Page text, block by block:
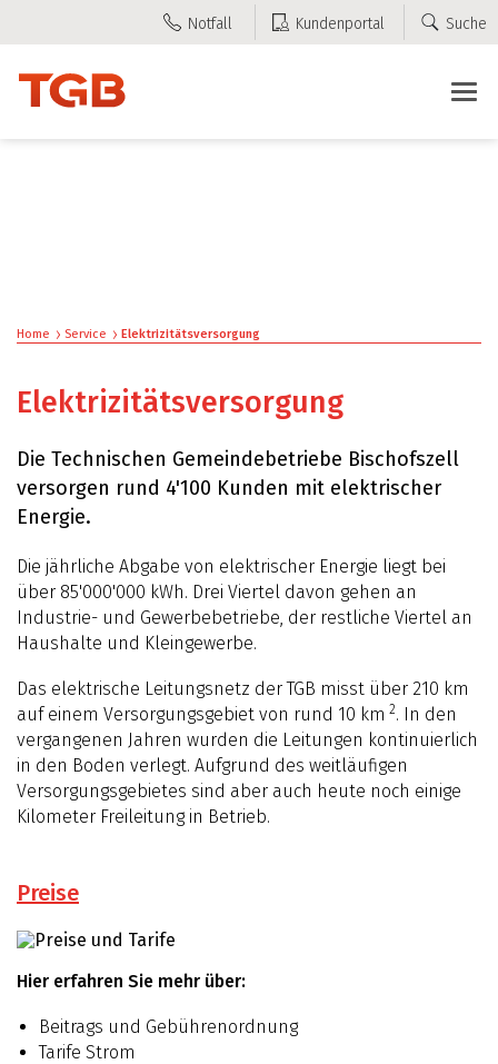
Direkt zur Hauptnavigation
Direkt zum Stichwortverzeichnis
Direkt zur Hauptnavigation
Direkt zum Stichwortverzeichnis
Notfall Kundenportal Suche
Inhalt
Home Service Elektrizitätsversorgung
Elektrizitätsversorgung
Die Technischen Gemeindebetriebe Bischofszell
versorgen rund 4'100 Kunden mit elektrischer
Energie.
Die jährliche Abgabe von elektrischer Energie liegt bei
über 85'000'000 kWh. Drei Viertel davon gehen an
Industrie- und Gewerbebetriebe, der restliche Viertel an
Haushalte und Kleingewerbe.
Das elektrische Leitungsnetz der TGB misst über 210 km
auf einem Versorgungsgebiet von rund 10 km 2. In den
vergangenen Jahren wurden die Leitungen kontinuierlich
in den Boden verlegt. Aufgrund des weitläufigen
Versorgungsgebietes sind aber auch heute noch einige
Kilometer Freileitung in Betrieb.
Preise
Hier erfahren Sie mehr über:
Beitrags und Gebührenordnung
Tarife Strom